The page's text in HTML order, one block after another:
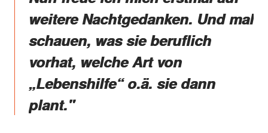
weitere Nachtgedanken. Und mal
schauen, was sie beruflich
vorhat, welche Art von
„Lebenshilfe“ o.ä. sie dann
plant."